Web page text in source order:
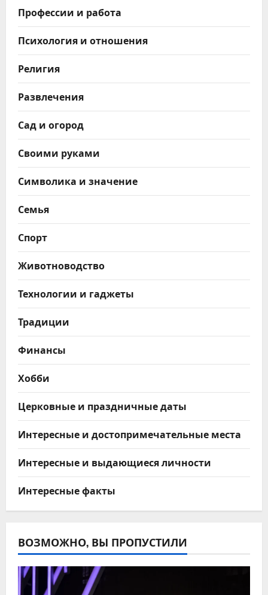
Профессии и работа
Психология и отношения
Религия
Развлечения
Сад и огород
Своими руками
Символика и значение
Семья
Спорт
Животноводство
Технологии и гаджеты
Традиции
Финансы
Хобби
Церковные и праздничные даты
Интересные и достопримечательные места
Интересные и выдающиеся личности
Интересные факты
ВОЗМОЖНО, ВЫ ПРОПУСТИЛИ